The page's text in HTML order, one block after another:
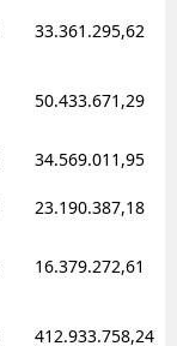
33.361.295,62
50.433.671,29
34.569.011,95
23.190.387,18
16.379.272,61
412.933.758,24